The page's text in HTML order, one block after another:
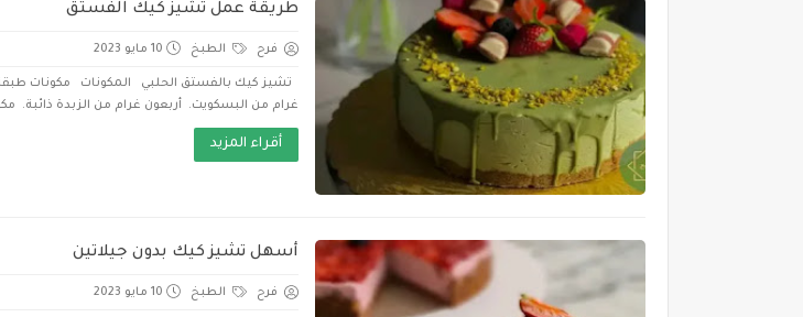
طريقة عمل تشيز كيك الفستق
فرح الطبخ 10 مايو 2023
تشيز كيك بالفستق الحلبي المكونات مكونات
غرام من البسكويت. أربعون غرام من الزبدة ذائبة.
أقراء المزيد
أسهل تشيز كيك بدون جيلاتين
فرح الطبخ 10 مايو 2023